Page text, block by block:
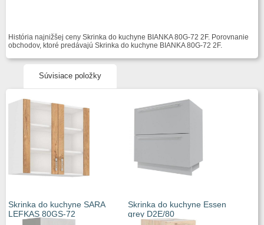
História najnižšej ceny Skrinka do kuchyne BIANKA 80G-72 2F. Porovnanie
obchodov, ktoré predávajú Skrinka do kuchyne BIANKA 80G-72 2F.
Súvisiace položky
Skrinka do kuchyne SARA
LEFKAS 80GS-72
Skrinka do kuchyne Essen
grey D2E/80